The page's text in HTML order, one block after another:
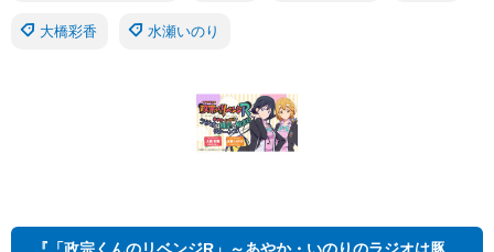
大橋彩香 水瀬いのり
『「政宗くんのリベンジR」～あやか・いのりのラジオは豚